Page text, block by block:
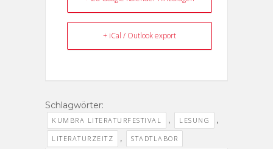
+ iCal / Outlook export
Schlagwörter:
KUMBRA LITERATURFESTIVAL , LESUNG ,
LITERATURZEITZ , STADTLABOR